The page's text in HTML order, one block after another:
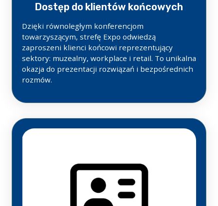
Dostęp do klientów końcowych
Dzięki równoległym konferencjom
towarzyszącym, strefę Expo odwiedzą
zaproszeni klienci końcowi reprezentujący
sektory: muzealny, workplace i retail. To unikalna
okazja do prezentacji rozwiązań i bezpośrednich
rozmów.